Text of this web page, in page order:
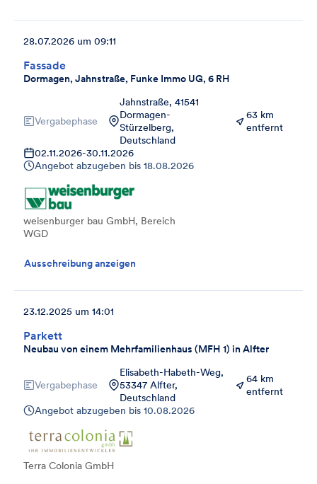
Fassade
Dormagen, Jahnstraße, Funke Immo UG, 6 RH
28.07.2026 um 09:11
Vergabephase
Jahnstraße, 41541
Dormagen-
Stürzelberg,
Deutschland
63 km
entfernt
02.11.2026-30.11.2026
Angebot abzugeben bis 18.08.2026
weisenburger bau GmbH, Bereich
WGD
Ausschreibung anzeigen
Parkett
Neubau von einem Mehrfamilienhaus (MFH 1) in Alfter
23.12.2025 um 14:01
Vergabephase
Elisabeth-Habeth-Weg,
53347 Alfter,
Deutschland
64 km
entfernt
Angebot abzugeben bis 10.08.2026
Terra Colonia GmbH